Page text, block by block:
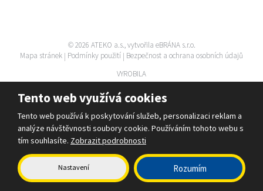
© 2026 ATEKO a.s., vytvořila eBRÁNA s.r.o.
Mapa stránek | Podmínky použití | Bezpečnost a ochrana osobních údajů
VYROBILA
Tento web využívá cookies
Tento web používá k poskytování služeb, personalizaci reklam a
analýze návštěvnosti soubory cookie. Používáním tohoto webu s
tím souhlasíte. Zobrazit podrobnosti
Nastavení Rozumím